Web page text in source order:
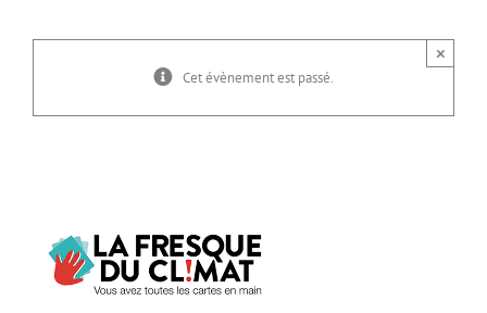
Cet évènement est passé.
×